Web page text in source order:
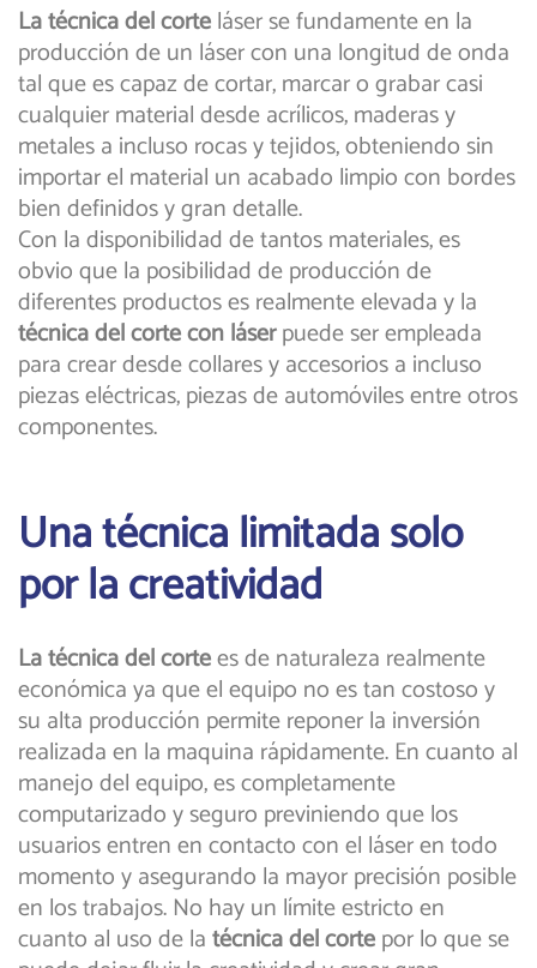
La técnica del corteláser se fundamente en la
producción de un láser con una longitud de onda
tal que es capaz de cortar, marcar o grabar casi
cualquier material desde acrílicos, maderas y
metales a incluso rocas y tejidos, obteniendo sin
importar el material un acabado limpio con bordes
bien definidos y gran detalle.
Con la disponibilidad de tantos materiales, es
obvio que la posibilidad de producción de
diferentes productos es realmente elevada y la
técnica del corte con láserpuede ser empleada
para crear desde collares y accesorios a incluso
piezas eléctricas, piezas de automóviles entre otros
componentes.
Una técnica limitada solo
por la creatividad
La técnica del cortees de naturaleza realmente
económica ya que el equipo no es tan costoso y
su alta producción permite reponer la inversión
realizada en la maquina rápidamente. En cuanto al
manejo del equipo, es completamente
computarizado y seguro previniendo que los
usuarios entren en contacto con el láser en todo
momento y asegurando la mayor precisión posible
en los trabajos. No hay un límite estricto en
cuanto al uso de latécnica del cortepor lo que se